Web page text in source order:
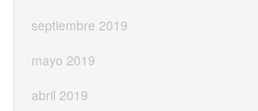
septiembre 2019
mayo 2019
abril 2019